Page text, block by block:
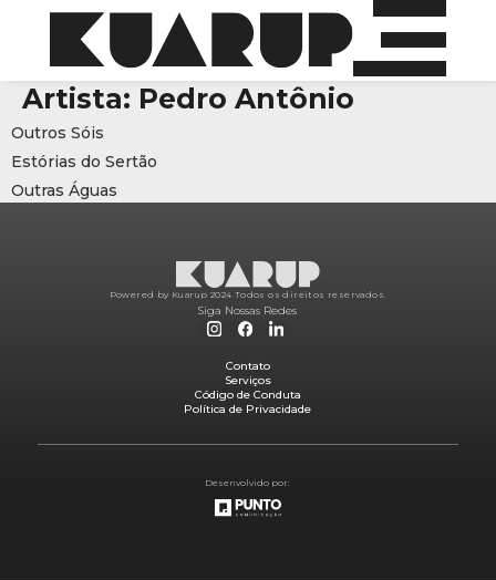
Artista: Pedro Antônio
Outros Sóis
Estórias do Sertão
Outras Águas
Powered by Kuarup 2024. Todos os direitos reservados.
Siga Nossas Redes
Contato
Serviços
Código de Conduta
Política de Privacidade
Desenvolvido por: